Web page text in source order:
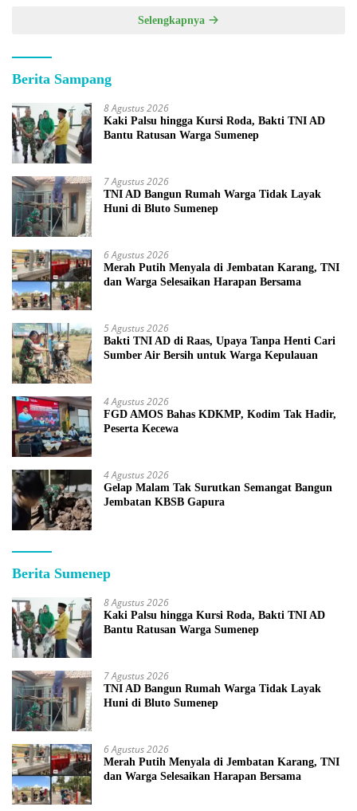
Selengkapnya
Berita Sampang
8 Agustus 2026
Kaki Palsu hingga Kursi Roda, Bakti TNI AD
Bantu Ratusan Warga Sumenep
7 Agustus 2026
TNI AD Bangun Rumah Warga Tidak Layak
Huni di Bluto Sumenep
6 Agustus 2026
Merah Putih Menyala di Jembatan Karang, TNI
dan Warga Selesaikan Harapan Bersama
5 Agustus 2026
Bakti TNI AD di Raas, Upaya Tanpa Henti Cari
Sumber Air Bersih untuk Warga Kepulauan
4 Agustus 2026
FGD AMOS Bahas KDKMP, Kodim Tak Hadir,
Peserta Kecewa
4 Agustus 2026
Gelap Malam Tak Surutkan Semangat Bangun
Jembatan KBSB Gapura
Berita Sumenep
8 Agustus 2026
Kaki Palsu hingga Kursi Roda, Bakti TNI AD
Bantu Ratusan Warga Sumenep
7 Agustus 2026
TNI AD Bangun Rumah Warga Tidak Layak
Huni di Bluto Sumenep
6 Agustus 2026
Merah Putih Menyala di Jembatan Karang, TNI
dan Warga Selesaikan Harapan Bersama